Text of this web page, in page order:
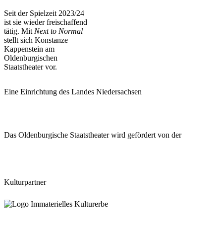
Seit der Spielzeit 2023/24
ist sie wieder freischaffend
tätig. Mit Next to Normal
stellt sich Konstanze
Kappenstein am
Oldenburgischen
Staatstheater vor.
Eine Einrichtung des Landes Niedersachsen
Das Oldenburgische Staatstheater wird gefördert von der
Kulturpartner